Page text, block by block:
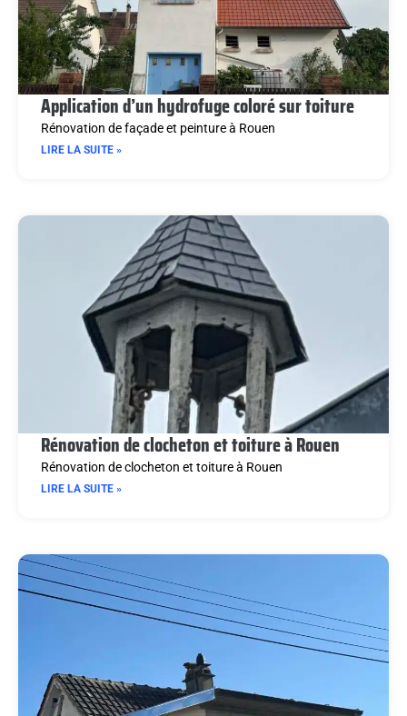
Application d’un hydrofuge coloré sur toiture
Rénovation de façade et peinture à Rouen
LIRE LA SUITE »
Rénovation de clocheton et toiture à Rouen
Rénovation de clocheton et toiture à Rouen
LIRE LA SUITE »